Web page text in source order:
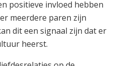
positieve invloed hebben
meerdere paren zijn
dit een signaal zijn dat er
heerst.